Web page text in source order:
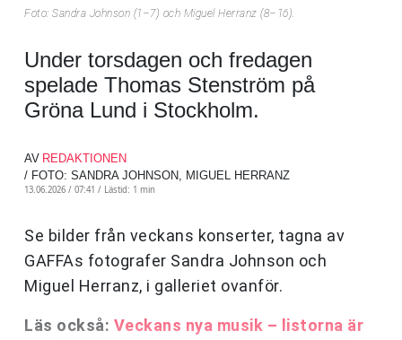
Foto: Sandra Johnson (1–7) och Miguel Herranz (8–16).
Under torsdagen och fredagen
spelade Thomas Stenström på
Gröna Lund i Stockholm.
AV REDAKTIONEN
/ FOTO: SANDRA JOHNSON, MIGUEL HERRANZ
13.06.2026 / 07:41 / Lästid: 1 min
Se bilder från veckans konserter, tagna av
GAFFAs fotografer Sandra Johnson och
Miguel Herranz, i galleriet ovanför.
Läs också: Veckans nya musik – listorna är